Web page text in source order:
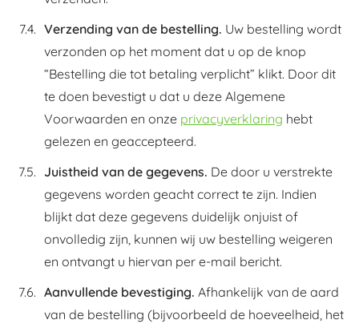
Verzending van de bestelling. Uw bestelling wordt
verzonden op het moment dat u op de knop
“Bestelling die tot betaling verplicht” klikt. Door dit
te doen bevestigt u dat u deze Algemene
Voorwaarden en onze privacyverklaring hebt
gelezen en geaccepteerd.
Juistheid van de gegevens. De door u verstrekte
gegevens worden geacht correct te zijn. Indien
blijkt dat deze gegevens duidelijk onjuist of
onvolledig zijn, kunnen wij uw bestelling weigeren
en ontvangt u hiervan per e-mail bericht.
Aanvullende bevestiging. Afhankelijk van de aard
van de bestelling (bijvoorbeeld de hoeveelheid, het